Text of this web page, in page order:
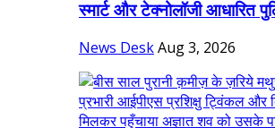
स्मार्ट और टेक्नोलॉजी आधारित
News DeskAug 3, 2026